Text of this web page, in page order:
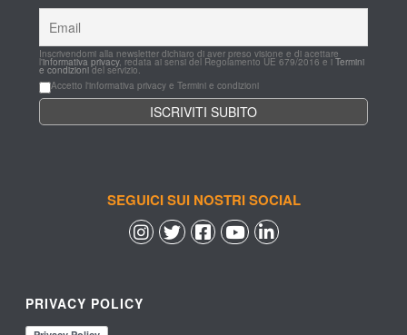
Inscrivendomi alla newsletter dichiaro di aver preso visione e di acettare
l'informativa privacy, redata ai sensi del Regolamento UE 679/2016 e i Termini
e condizioni del servizio.
Accetto l'informativa privacy e Termini e condizioni
SEGUICI SUI NOSTRI SOCIAL
PRIVACY POLICY